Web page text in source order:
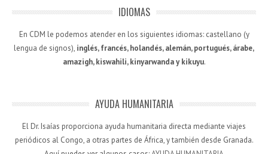
IDIOMAS
En CDM le podemos atender en los siguientes idiomas: castellano (y
lengua de signos), inglés, francés, holandés, alemán, portugués, árabe,
amazigh, kiswahili, kinyarwanda y kikuyu.
AYUDA HUMANITARIA
El Dr. Isaías proporciona ayuda humanitaria directa mediante viajes
periódicos al Congo, a otras partes de África, y también desde Granada.